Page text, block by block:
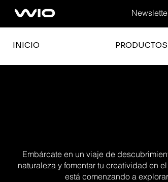
INICIO PRODUCTOS
Embárcate en un viaje de
naturaleza y fomentar tu creatividad en
está comenzando a